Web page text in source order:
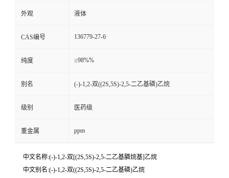
外观 液体
CAS编号 136779-27-6
纯度 ≥98%%
别名 (-)-1,2-双((2S,5S)-2,5-二乙基磷)乙烷
级别 医药级
重金属 ppm
中文名称:(-)-1,2-双[(2S,5S)-2,5-二乙基膦烷基]乙烷
中文别名:(-)-1,2-双((2S,5S)-2,5-二乙基磷)乙烷